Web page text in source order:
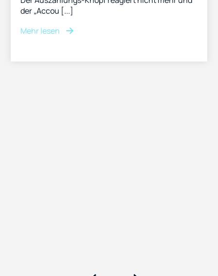
der „Accou [...]
Mehr lesen